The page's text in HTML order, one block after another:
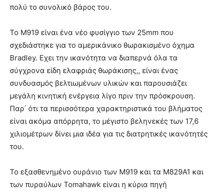
πολύ το συνολικό βάρος του.
To M919 είναι ένα νέο φυσίγγιο των 25mm που
σχεδιάστηκε για το αμερικάνικο θωρακισμένο όχημα
Bradley. Εχει την ικανότητα να διαπερνά όλα τα
σύγχρονα είδη ελαφριάς θωράκισης,, είναι ένας
συνδυασμός βελτιωμένων υλικών και παρουσιάζει
μεγάλη κινητική ενέργεια λίγο πριν την πρόσκρουση.
Παρ΄ ότι τα περισσότερα χαρακτηριστικά του βλήματος
είναι ακόμα απόρρητα, το μέγιστο βεληνεκές των 17,6
χιλιομέτρων δίνει μια ιδέα για τις διατρητικές ικανότητές
του.
Το εξασθενημένο ουράνιο των M919 και τα M829Α1 και
των πυραύλων Tomahawk είναι η κύρια πηγή